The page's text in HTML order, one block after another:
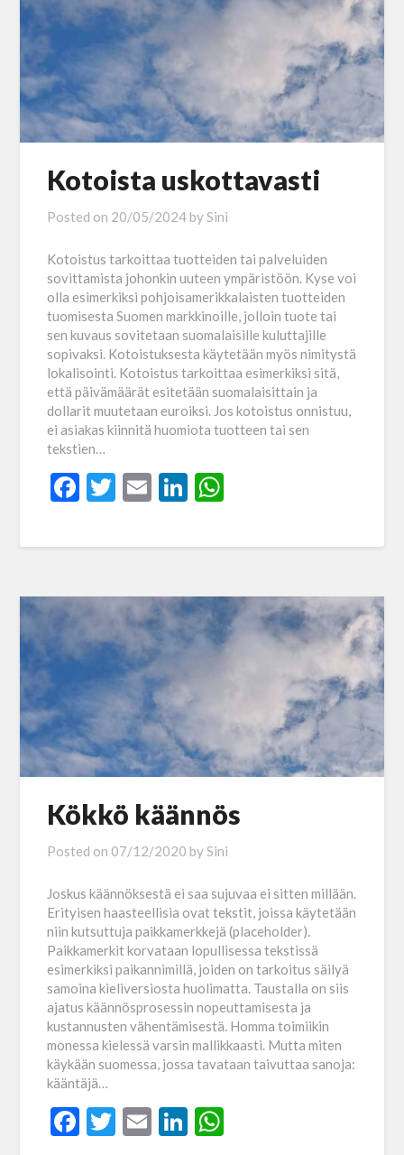
Kotoista uskottavasti
Posted on 20/05/2024 bySini
Kotoistus tarkoittaa tuotteiden tai palveluiden
sovittamista johonkin uuteen ympäristöön. Kyse voi
olla esimerkiksi pohjoisamerikkalaisten tuotteiden
tuomisesta Suomen markkinoille, jolloin tuote tai
sen kuvaus sovitetaan suomalaisille kuluttajille
sopivaksi. Kotoistuksesta käytetään myös nimitystä
lokalisointi. Kotoistus tarkoittaa esimerkiksi sitä,
että päivämäärät esitetään suomalaisittain ja
dollarit muutetaan euroiksi. Jos kotoistus onnistuu,
ei asiakas kiinnitä huomiota tuotteen tai sen
tekstien…
Facebook
Twitter
EmailLinkedIn
Kökkö käännös
Posted on 07/12/2020 bySini
Joskus käännöksestä ei saa sujuvaa ei sitten millään.
Erityisen haasteellisia ovat tekstit, joissa käytetään
niin kutsuttuja paikkamerkkejä (placeholder).
Paikkamerkit korvataan lopullisessa tekstissä
esimerkiksi paikannimillä, joiden on tarkoitus säilyä
samoina kieliversiosta huolimatta. Taustalla on siis
ajatus käännösprosessin nopeuttamisesta ja
kustannusten vähentämisestä. Homma toimiikin
monessa kielessä varsin mallikkaasti. Mutta miten
käykään suomessa, jossa tavataan taivuttaa sanoja:
kääntäjä…
Facebook
Twitter
EmailLinkedIn